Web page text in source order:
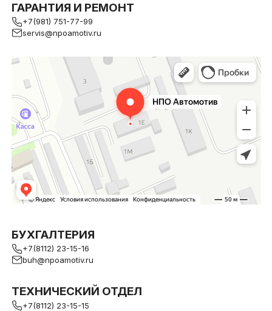
ГАРАНТИЯ И РЕМОНТ
+7(981) 751-77-99
servis@npoamotiv.ru
БУХГАЛТЕРИЯ
+7(8112) 23-15-16
buh@npoamotiv.ru
ТЕХНИЧЕСКИЙ ОТДЕЛ
+7(8112) 23-15-15